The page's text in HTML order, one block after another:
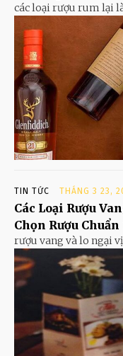
các loại rượu rum lại
TIN TỨC THÁNG 3 23,
Các Loại Rượu
Chọn Rượu Chuẩn
rượu vang và lo ngại